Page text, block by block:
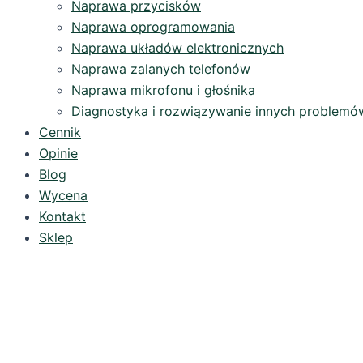
Naprawa przycisków
Naprawa oprogramowania
Naprawa układów elektronicznych
Naprawa zalanych telefonów
Naprawa mikrofonu i głośnika
Diagnostyka i rozwiązywanie innych
Cennik
Opinie
Blog
Wycena
Kontakt
Sklep